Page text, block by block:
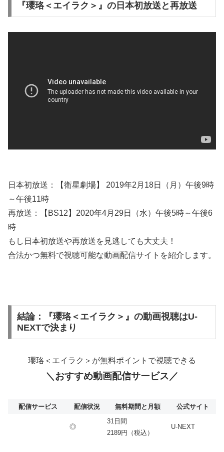
『瓔珞＜エイラク＞』の日本初放送と再放送
日本初放送：【衛星劇場】 2019年2月18日（月）午後9時
～午後11時
再放送：【BS12】2020年4月29日（水）午後5時～午後6
時
もし日本初放送や再放送を見逃しても大丈夫！
合法かつ無料で視聴可能な動画配信サイトを紹介します。
結論：『瓔珞＜エイラク＞』の動画視聴はU-
NEXTで決まり
瓔珞＜エイラク＞が無料ポイントで視聴できる
＼おすすめ動画配信サービス／
配信サービス 配信状況 無料期間と月額 公式サイト
◎
31日間
2189円（税込）
U-NEXT